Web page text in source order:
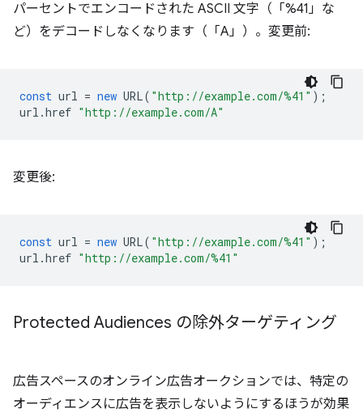
パーセントでエンコードされた ASCII 文字（「%41」な
ど）をデコードしなくなります（「A」）。変更前:
const url = new URL( "http://example.com/%41" );
url .href "http://example.com/A"
変更後:
const url = new URL( "http://example.com/%41" );
url .href "http://example.com/%41"
Protected Audiences の除外ターゲティング
広告スペースのオンライン広告オークションでは、特定の
オーディエンスに広告を表示しないようにするほうが効果